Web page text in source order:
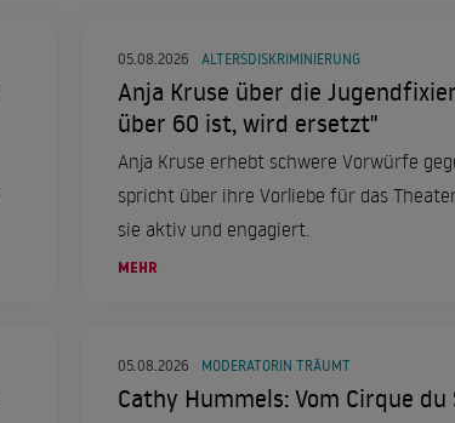
05.08.2026 ALTERSDISKRIMINIERUNG
Anja Kruse über die
über 60 ist, wird ersetzt"
Anja Kruse erhebt schwere Vorwürfe
spricht über ihre Vorliebe für das
sie aktiv und engagiert.
MEHR
05.08.2026 MODERATORIN TRÄUMT
Cathy Hummels: Vom Cirque